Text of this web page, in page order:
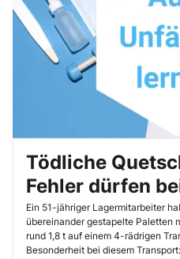
Tödliche
Fehler dürfen
von Paletten
Ein 51-jähriger Lagermitarbeiter
übereinander gestapelte Paletten
rund 1,8 t auf einem 4-rädrigen
Besonderheit bei diesem